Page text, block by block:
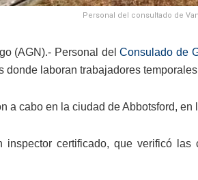
Personal del consultado de
(AGN).- Personal delConsulado de
donde laboran trabajadores
a cabo en la ciudad de Abbotsford,
inspector certificado, que verificó